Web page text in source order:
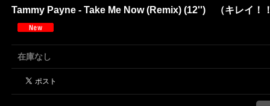
Tammy Payne - Take Me Now (Remix) (12'') （キレイ！
在庫なし